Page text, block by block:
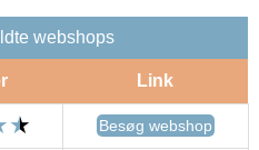
webshops
Link
Besøg webshop